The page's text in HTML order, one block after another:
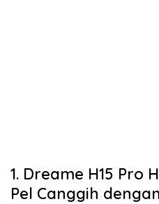
1. Dreame H15 Pro
Pel Canggih